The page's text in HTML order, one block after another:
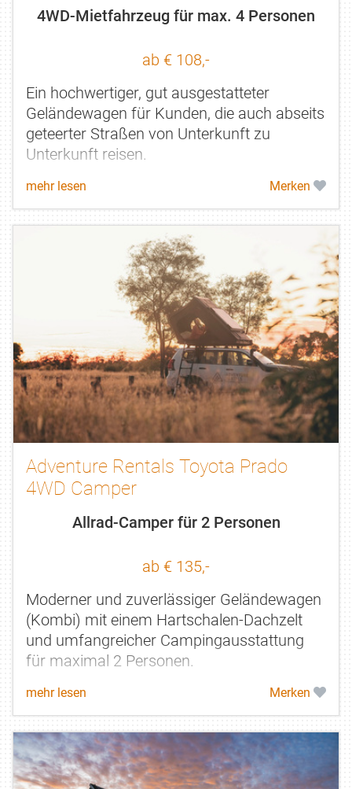
4WD-Mietfahrzeug für max. 4 Personen
ab € 108,-
Ein hochwertiger, gut ausgestatteter
Geländewagen für Kunden, die auch abseits
geteerter Straßen von Unterkunft zu
Unterkunft reisen.
mehr lesen Merken
Adventure Rentals Toyota Prado
4WD Camper
Allrad-Camper für 2 Personen
ab € 135,-
Moderner und zuverlässiger Geländewagen
(Kombi) mit einem Hartschalen-Dachzelt
und umfangreicher Campingausstattung
für maximal 2 Personen.
mehr lesen Merken